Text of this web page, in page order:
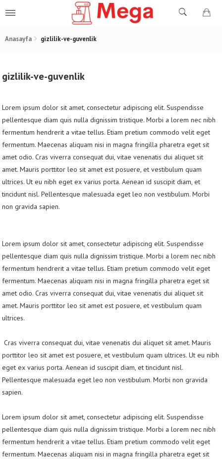
Anasayfa gizlilik-ve-guvenlik
gizlilik-ve-guvenlik
Lorem ipsum dolor sit amet, consectetur adipiscing elit. Suspendisse
pellentesque diam quis nulla dignissim tristique. Morbi a lorem nec nibh
fermentum hendrerit a vitae tellus. Etiam pretium commodo velit eget
fermentum. Maecenas aliquam nisi in magna fringilla pharetra eget sit
amet odio. Cras viverra consequat dui, vitae venenatis dui aliquet sit
amet. Mauris porttitor leo sit amet est posuere, et vestibulum quam
ultrices. Ut eu nibh eget ex varius porta. Aenean id suscipit diam, et
tincidunt nisl. Pellentesque malesuada eget leo non vestibulum. Morbi
non gravida sapien.
Lorem ipsum dolor sit amet, consectetur adipiscing elit. Suspendisse
pellentesque diam quis nulla dignissim tristique. Morbi a lorem nec nibh
fermentum hendrerit a vitae tellus. Etiam pretium commodo velit eget
fermentum. Maecenas aliquam nisi in magna fringilla pharetra eget sit
amet odio. Cras viverra consequat dui, vitae venenatis dui aliquet sit
amet. Mauris porttitor leo sit amet est posuere, et vestibulum quam
ultrices.
Cras viverra consequat dui, vitae venenatis dui aliquet sit amet. Mauris
porttitor leo sit amet est posuere, et vestibulum quam ultrices. Ut eu nibh
eget ex varius porta. Aenean id suscipit diam, et tincidunt nisl.
Pellentesque malesuada eget leo non vestibulum. Morbi non gravida
sapien.
Lorem ipsum dolor sit amet, consectetur adipiscing elit. Suspendisse
pellentesque diam quis nulla dignissim tristique. Morbi a lorem nec nibh
fermentum hendrerit a vitae tellus. Etiam pretium commodo velit eget
fermentum. Maecenas aliquam nisi in magna fringilla pharetra eget sit